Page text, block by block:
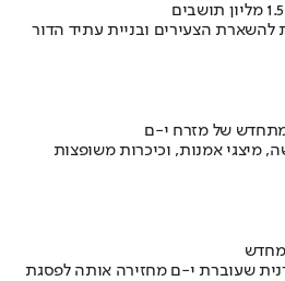
להשארת הצעירים ובניית עתיד הדור
של מזרח י-ם
מיצגי אמנות, וכיכרות משופצות
מחדש
שעוברת י-ם מחזירה אותה לפסגת